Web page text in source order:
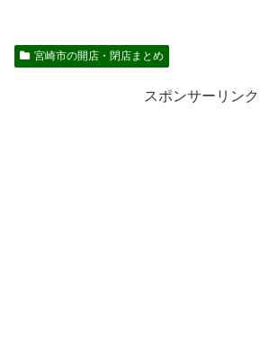
宮崎市の開店・閉店まとめ
スポンサーリンク